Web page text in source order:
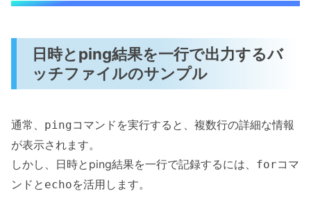
日時とping結果を一行で出力するバ
ッチファイルのサンプル
通常、 pingコマンドを実行すると、複数行の詳細な情報
が表示されます。
しかし、日時とping結果を一行で記録するには、 forコマ
ンドと echoを活用します。